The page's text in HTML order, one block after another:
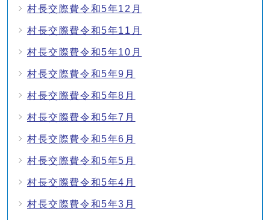
村長交際費令和5年12月
村長交際費令和5年11月
村長交際費令和5年10月
村長交際費令和5年9月
村長交際費令和5年8月
村長交際費令和5年7月
村長交際費令和5年6月
村長交際費令和5年5月
村長交際費令和5年4月
村長交際費令和5年3月